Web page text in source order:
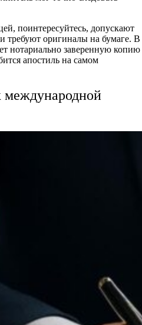
поинтересуйтесь, допускают
требуют оригиналы на бумаге. В
нотариально заверенную копию
апостиль на самом
международной